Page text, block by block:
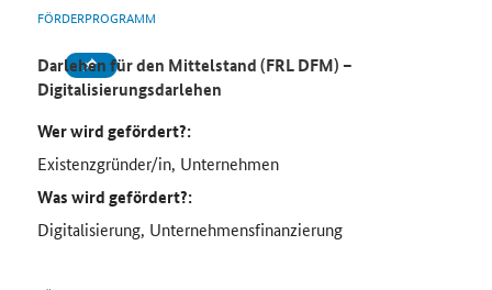
FÖRDERPROGRAMM
Darlehen für den Mittelstand (FRL DFM) –
Digitalisierungsdarlehen
Wer wird gefördert?:
Existenzgründer/in, Unternehmen
Was wird gefördert?:
Digitalisierung, Unternehmensfinanzierung